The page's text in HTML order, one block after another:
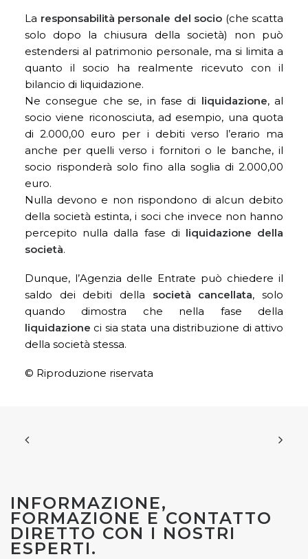
La responsabilità personale del socio (che scatta
solo dopo la chiusura della società) non può
estendersi al patrimonio personale, ma si limita a
quanto il socio ha realmente ricevuto con il
bilancio di liquidazione.
Ne consegue che se, in fase di liquidazione, al
socio viene riconosciuta, ad esempio, una quota
di 2.000,00 euro per i debiti verso l’erario ma
anche per quelli verso i fornitori o le banche, il
socio risponderà solo fino alla soglia di 2.000,00
euro.
Nulla devono e non rispondono di alcun debito
della società estinta, i soci che invece non hanno
percepito nulla dalla fase di liquidazione della
società.
Dunque, l’Agenzia delle Entrate può chiedere il
saldo dei debiti della società cancellata, solo
quando dimostra che nella fase della
liquidazione ci sia stata una distribuzione di attivo
della società stessa.
© Riproduzione riservata
INFORMAZIONE,
FORMAZIONE E CONTATTO
DIRETTO CON I NOSTRI
ESPERTI.